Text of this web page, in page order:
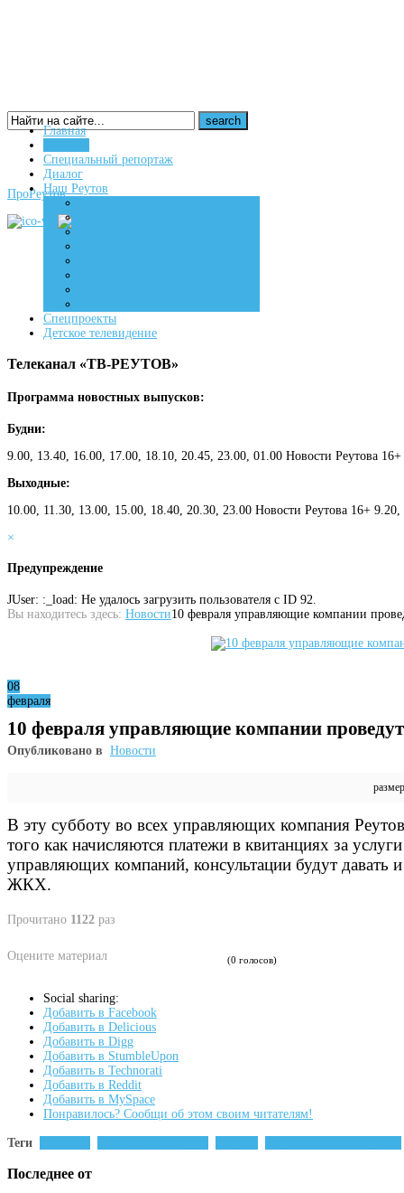
16+
ПроРеутов
Главная
Специальный репортаж
Диалог
Наш Реутов
Спецпроекты
Детское телевидение
Телеканал «ТВ-РЕУТОВ»
Программа новостных выпусков:
Будни:
9.00, 13.40, 16.00, 17.00, 18.10, 20.45, 23.00, 01.00 Новости Реутова
Выходные:
10.00, 11.30, 13.00, 15.00, 18.40, 20.30, 23.00 Новости Реутова 16+
×
Предупреждение
JUser: :_load: Не удалось загрузить пользователя с ID 92.
Вы находитесь здесь: Новости10 февраля управляющие компании
08
февраля
10 февраля управляющие компании
Опубликовано в Новости
В эту субботу во всех управляющих компания
того как начисляются платежи в квитанциях за
управляющих компаний, консультации будут давать
ЖКХ.
Прочитано 1122 раз
Оцените материал (0 голосов)
Social sharing:
Добавить в Facebook
Добавить в Delicious
Добавить в Digg
Добавить в StumbleUpon
Добавить в Technorati
Добавить в Reddit
Добавить в MySpace
Понравилось? Сообщи об этом своим читателям!
Теги
Последнее от